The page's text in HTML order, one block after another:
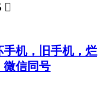

机，旧手机，烂
微信同号